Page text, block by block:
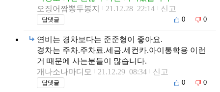
오징어짬뽕두봉지
21.12.28 22:14 신고
답댓글 0 0
연비는 경차보다는 준준형이 좋아요.
경차는 주차.주차료.세금.세컨카.아이통학용 이런
거 때문에 사는분들이 많습니다.
개나소나마디모
21.12.29 08:34 신고
답댓글 0 0